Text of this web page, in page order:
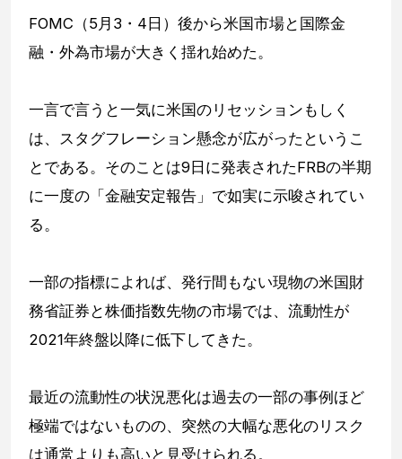
FOMC（5月3・4日）後から米国市場と国際金
融・外為市場が大きく揺れ始めた。
一言で言うと一気に米国のリセッションもしく
は、スタグフレーション懸念が広がったというこ
とである。そのことは9日に発表されたFRBの半期
に一度の「金融安定報告」で如実に示唆されてい
る。
一部の指標によれば、発行間もない現物の米国財
務省証券と株価指数先物の市場では、流動性が
2021年終盤以降に低下してきた。
最近の流動性の状況悪化は過去の一部の事例ほど
極端ではないものの、突然の大幅な悪化のリスク
は通常よりも高いと見受けられる。